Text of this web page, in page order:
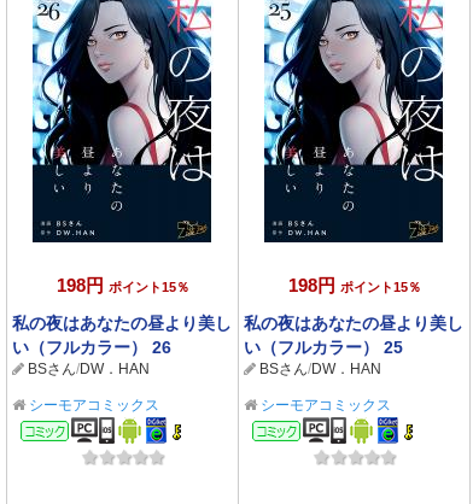
198円 ポイント15％
私の夜はあなたの昼より美し
い（フルカラー） 26
BSさん/DW．HAN
シーモアコミックス
コミック
198円 ポイント15％
私の夜はあなたの昼より美し
い（フルカラー） 25
BSさん/DW．HAN
シーモアコミックス
コミック